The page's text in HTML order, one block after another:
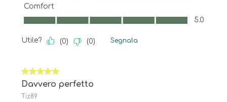
Comfort
Comfort, 5.0 su 5
5.0
Utile? (0) (0) Segnala
5 su 5 stelle.
Davvero perfetto
Tiz89